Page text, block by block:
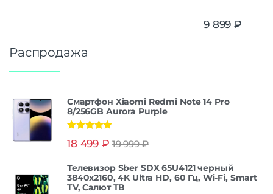
9 899 ₽
Распродажа
Смартфон Xiaomi Redmi Note 14 Pro
8/256GB Aurora Purple
из 5
18 499 ₽ 19 999₽
Телевизор Sber SDX 65U4121 черный
3840x2160, 4K Ultra HD, 60 Гц, Wi-Fi, Smart
TV, Салют ТВ